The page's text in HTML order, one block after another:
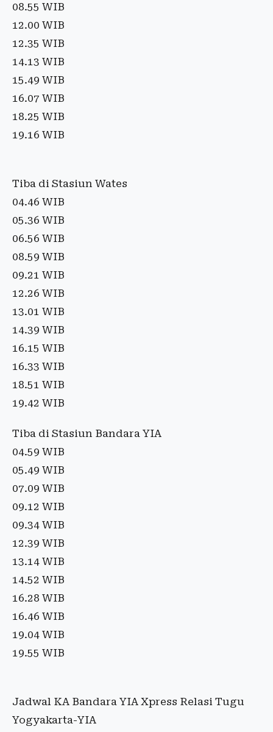
08.55 WIB
12.00 WIB
12.35 WIB
14.13 WIB
15.49 WIB
16.07 WIB
18.25 WIB
19.16 WIB
Tiba di Stasiun Wates
04.46 WIB
05.36 WIB
06.56 WIB
08.59 WIB
09.21 WIB
12.26 WIB
13.01 WIB
14.39 WIB
16.15 WIB
16.33 WIB
18.51 WIB
19.42 WIB
Tiba di Stasiun Bandara YIA
04.59 WIB
05.49 WIB
07.09 WIB
09.12 WIB
09.34 WIB
12.39 WIB
13.14 WIB
14.52 WIB
16.28 WIB
16.46 WIB
19.04 WIB
19.55 WIB
Jadwal KA Bandara YIA Xpress Relasi Tugu
Yogyakarta-YIA